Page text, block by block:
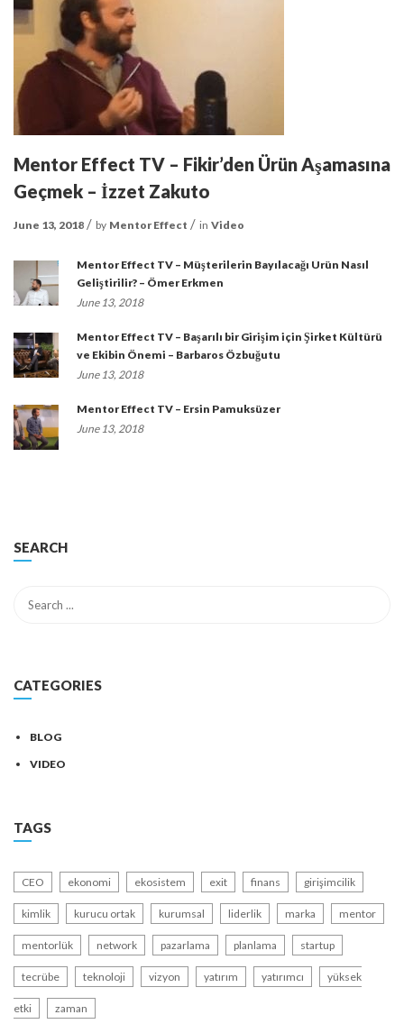
Mentor Effect TV – Fikir’den Ürün Aşamasına
Geçmek – İzzet Zakuto
June 13, 2018 by Mentor Effect in Video
Mentor Effect TV – Müşterilerin Bayılacağı Ürün Nasıl
Geliştirilir? – Ömer Erkmen
June 13, 2018
Mentor Effect TV – Başarılı bir Girişim için Şirket Kültürü
ve Ekibin Önemi – Barbaros Özbuğutu
June 13, 2018
Mentor Effect TV – Ersin Pamuksüzer
June 13, 2018
SEARCH
CATEGORIES
BLOG
VIDEO
TAGS
CEO ekonomi ekosistem exit finans girişimcilik
kimlik kurucu ortak kurumsal liderlik marka mentor
mentorlük network pazarlama planlama startup
tecrübe teknoloji vizyon yatırım yatırımcı yüksek
etki zaman